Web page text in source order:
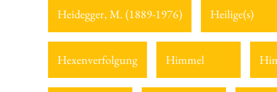
Heidegger, M. (1889-1976) Heilige(s)
Hexenverfolgung Himmel